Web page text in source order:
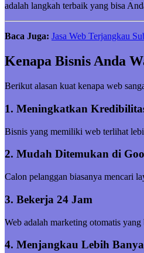
adalah langkah terbaik yang bisa
Baca Juga: Jasa Web Terjangkau
Kenapa Bisnis Anda
Berikut alasan kuat kenapa web
1. Meningkatkan
Bisnis yang memiliki web terlihat
2. Mudah Ditemukan di
Calon pelanggan biasanya mencari
3. Bekerja 24 Jam
Web adalah marketing otomatis
4. Menjangkau Lebih